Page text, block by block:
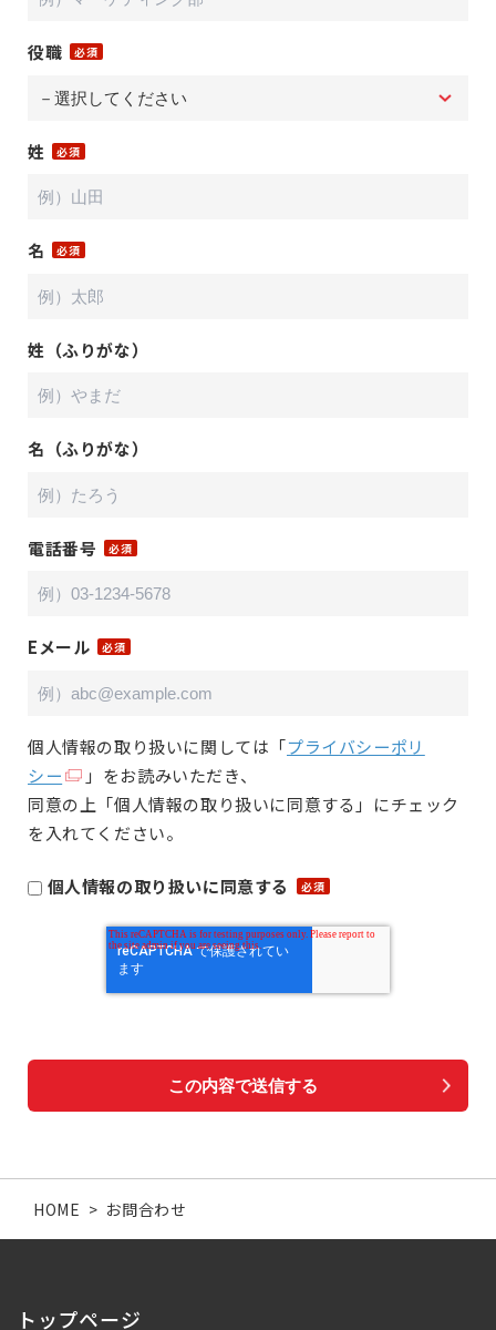
役職
姓
名
姓（ふりがな）
名（ふりがな）
電話番号
Eメール
個人情報の取り扱いに関しては「プライバシーポリ
シー
」をお読みいただき、
同意の上「個人情報の取り扱いに同意する」にチェック
を入れてください。
個人情報の取り扱いに同意する
HOME > お問合わせ
トップページ